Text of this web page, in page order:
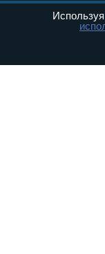
связи,
массовых
Свидетельство о